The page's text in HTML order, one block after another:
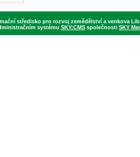
středisko pro rozvoj zemědělství a venkova
systému SKY:CMS společnosti SKY